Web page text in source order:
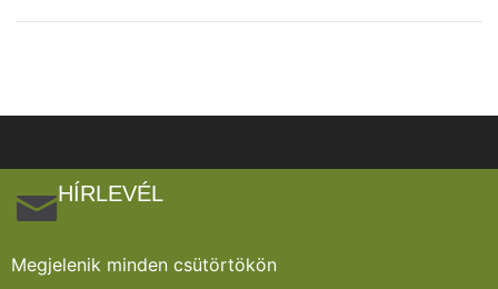
HÍRLEVÉL
Megjelenik minden csütörtökön